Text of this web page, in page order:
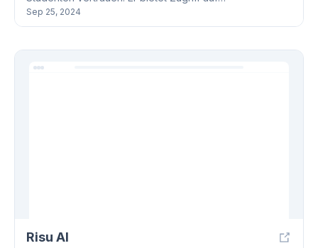
Vorlesungsaufzeichnungen, Lehrbücher, AI-gestützte
unterstützt dich beim Lernen und hilft dir, deine Ziele zu
Sep 25, 2024
Risu AI